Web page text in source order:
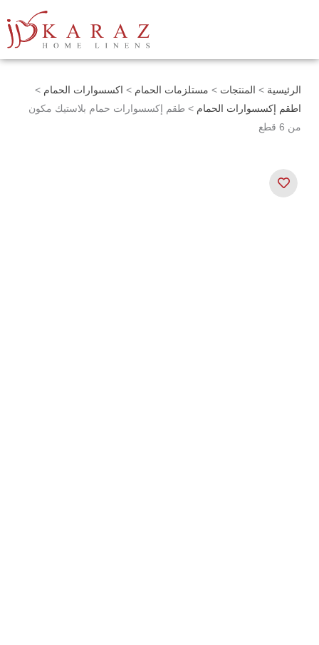
الرئيسية > المنتجات > مستلزمات الحمام > اكسسوارات الحمام >
اطقم إكسسوارات الحمام > طقم إكسسوارات حمام بلاستيك مكون
من 6 قطع